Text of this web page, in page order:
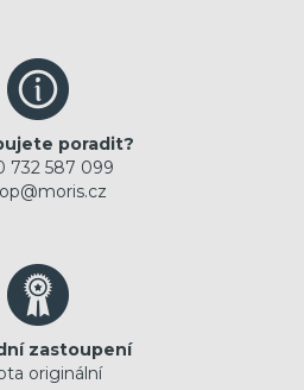
poradit?
732 587 099
zastoupení
originální